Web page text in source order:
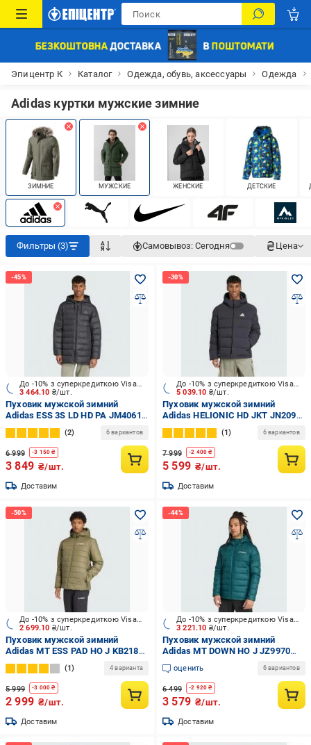
Эпицентр К Каталог Одежда, обувь, аксессуары Одежда
Adidas куртки мужские зимние
ЗИМНИЕ МУЖСКИЕ ЖЕНСКИЕ ДЕТСКИЕ
Фильтры (3) Самовывоз: Сегодня Цена
3 464.10 ₴/шт.
До -10% з суперкредиткою Visa Вигода
Пуховик мужской зимний
Adidas ESS 3S LD HD PA JM4061
р.M черный
2 6 вариантов
6 999 -3 150 ₴
3 849 ₴/шт.
Доставим
5 039.10 ₴/шт.
До -10% з суперкредиткою Visa Вигода
Пуховик мужской зимний
Adidas HELIONIC HD JKT JN2099
р.M черный
1 6 вариантов
7 999 -2 400 ₴
5 599 ₴/шт.
Доставим
2 699.10 ₴/шт.
До -10% з суперкредиткою Visa Вигода
Пуховик мужской зимний
Adidas MT ESS PAD HO J KB2186
р.L зеленый
1 4 варианта
5 999 -3 000 ₴
2 999 ₴/шт.
Доставим
3 221.10 ₴/шт.
До -10% з суперкредиткою Visa Вигода
Пуховик мужской зимний
Adidas MT DOWN HO J JZ9970
р.M зеленый
оценить 6 вариантов
6 499 -2 920 ₴
3 579 ₴/шт.
Доставим